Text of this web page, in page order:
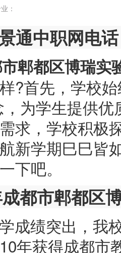
：
通中职网电
郫都区博瑞实
?首先，学校
，为学生提供
求，学校积极
新学期巳巳皆
下吧。
都市郫都区
成绩突出，我
年获得成都市